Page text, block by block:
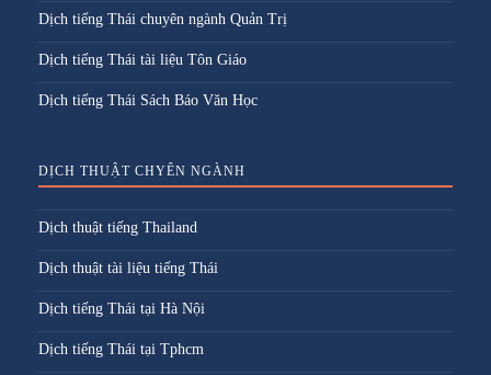
Dịch tiếng Thái chuyên ngành Quản Trị
Dịch tiếng Thái tài liệu Tôn Giáo
Dịch tiếng Thái Sách Báo Văn Học
DỊCH THUẬT CHYÊN NGÀNH
Dịch thuật tiếng Thailand
Dịch thuật tài liệu tiếng Thái
Dịch tiếng Thái tại Hà Nội
Dịch tiếng Thái tại Tphcm